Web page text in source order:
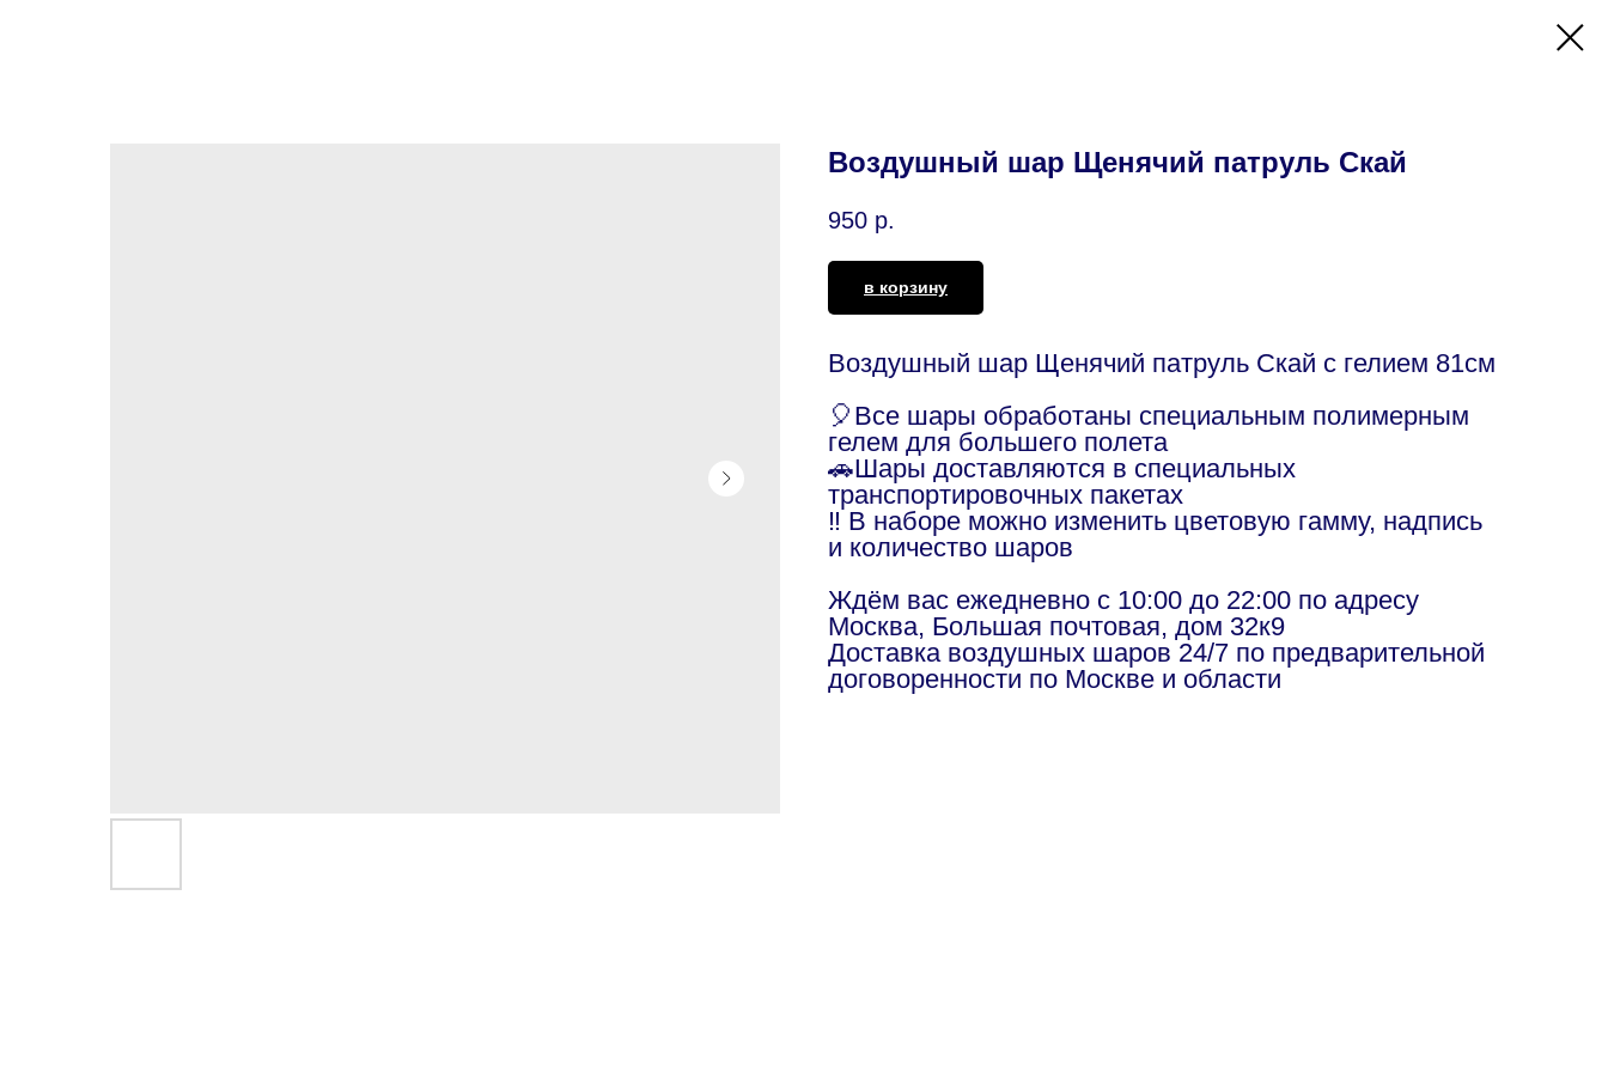
Воздушный шар Щенячий патруль Скай
950 р.
в корзину
Воздушный шар Щенячий патруль Скай с гелием 81см
🎈Все шары обработаны специальным полимерным
гелем для большего полета
🚗Шары доставляются в специальных
транспортировочных пакетах
‼️ В наборе можно изменить цветовую гамму, надпись
и количество шаров
Ждём вас ежедневно с 10:00 до 22:00 по адресу
Москва, Большая почтовая, дом 32к9
Доставка воздушных шаров 24/7 по предварительной
договоренности по Москве и области